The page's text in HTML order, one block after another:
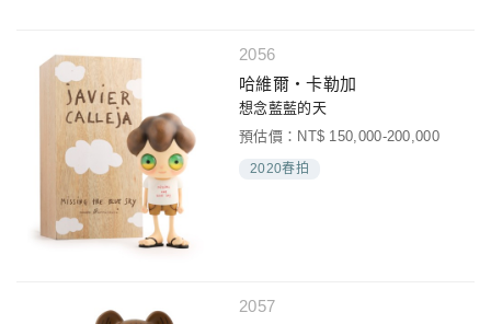
2056
哈維爾‧卡勒加
想念藍藍的天
預估價：NT$ 150,000-200,000
2020春拍
2057